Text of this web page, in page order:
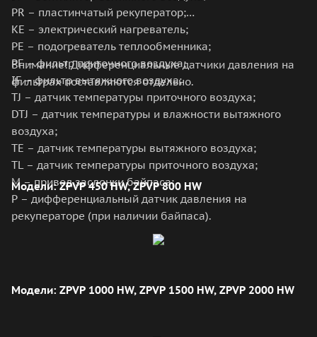
PR – пластинчатый рекуператор;
KЕ – электрический нагреватель;
PE – подогреватель теплообменника;
PF – фильтр приточного воздуха;
IF – фильтр вытяжного воздуха;
TJ – датчик температуры приточного воздуха;
DTJ – датчик температуры и влажности вытяжного
воздуха;
TE – датчик температуры вытяжного воздуха;
TL – датчик температуры приточного воздуха;
М – привод заслонки байпаса;
P – дифференциальный датчик давления на
рекуператоре (при наличии байпаса).
Внимание! Дифференциальные датчики давления на
фильтрах поставляются отдельно.
Модели: ZPVP 450 HW, ZPVP 800 HW
Модели: ZPVP 1000 HW, ZPVP 1500 HW, ZPVP 2000 HW